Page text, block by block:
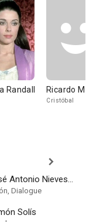
Randall Ricardo
Cristóbal
José Antonio Nieves Conde
Dialogue
Solís